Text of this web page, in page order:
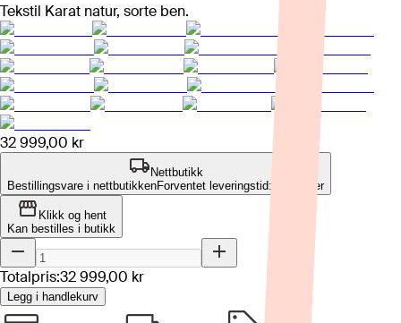
Tekstil Karat natur, sorte ben.
32 999,00 kr
Nettbutikk
Bestillingsvare i nettbutikkenForventet leveringstid: 8-12 uker
Klikk og hent
Kan bestilles i butikk
Totalpris:32 999,00 kr
Legg i handlekurv